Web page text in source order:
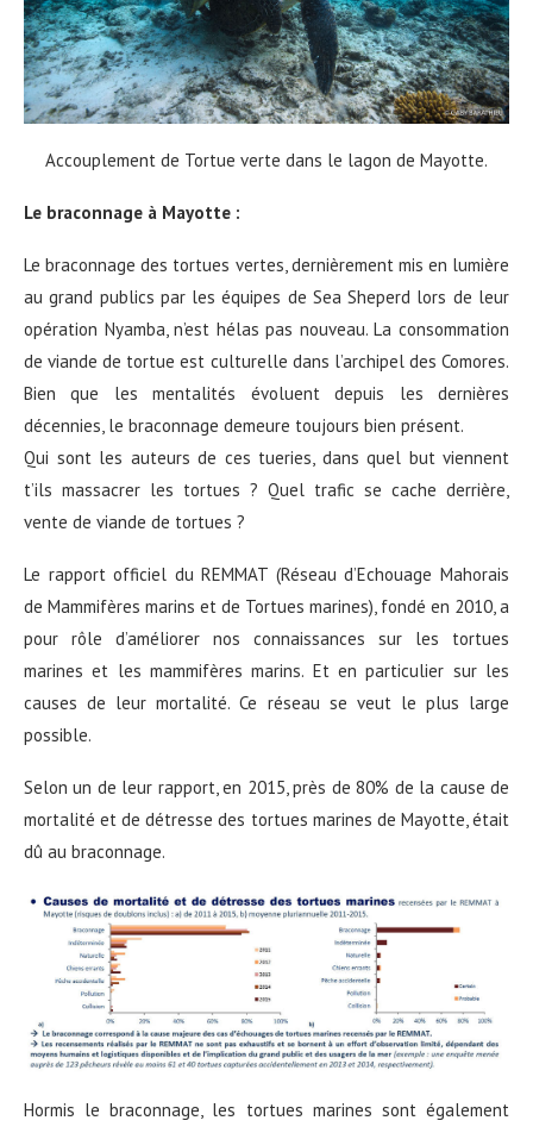
Accouplement de Tortue verte dans le lagon de Mayotte.
Le braconnage à Mayotte :
Le braconnage des tortues vertes, dernièrement mis en lumière
au grand publics par les équipes de Sea Sheperd lors de leur
opération Nyamba, n’est hélas pas nouveau. La consommation
de viande de tortue est culturelle dans l’archipel des Comores.
Bien que les mentalités évoluent depuis les dernières
décennies, le braconnage demeure toujours bien présent.
Qui sont les auteurs de ces tueries, dans quel but viennent
t’ils massacrer les tortues ? Quel trafic se cache derrière,
vente de viande de tortues ?
Le rapport officiel du REMMAT (Réseau d’Echouage Mahorais
de Mammifères marins et de Tortues marines), fondé en 2010, a
pour rôle d’améliorer nos connaissances sur les tortues
marines et les mammifères marins. Et en particulier sur les
causes de leur mortalité. Ce réseau se veut le plus large
possible.
Selon un de leur rapport, en 2015, près de 80% de la cause de
mortalité et de détresse des tortues marines de Mayotte, était
dû au braconnage.
Hormis le braconnage, les tortues marines sont également